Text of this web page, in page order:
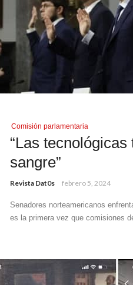
Comisión parlamentaria
“Las
sangre”
Revista Dat0s febrero 5, 2024
Senadores norteamericanos
es la primera vez que comisiones